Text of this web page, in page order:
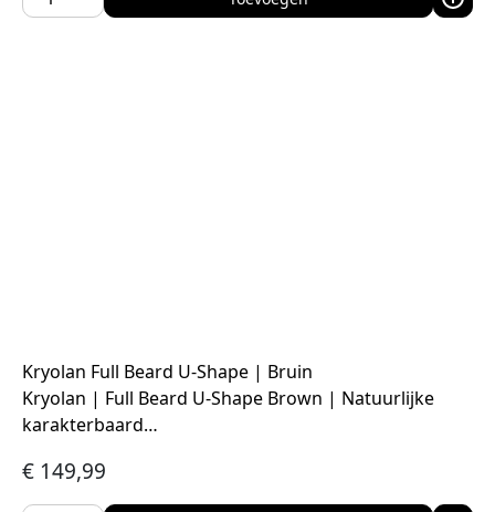
Kryolan Full Beard U-Shape | Bruin
Kryolan | Full Beard U-Shape Brown | Natuurlijke
karakterbaard…
€ 149,99